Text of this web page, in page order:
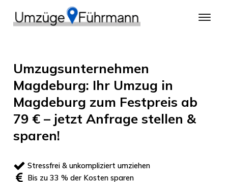
Umzugsunternehmen
Magdeburg: Ihr Umzug in
Magdeburg zum Festpreis ab
79 € – jetzt Anfrage stellen &
sparen!
Stressfrei & unkompliziert umziehen
Bis zu 33 % der Kosten sparen